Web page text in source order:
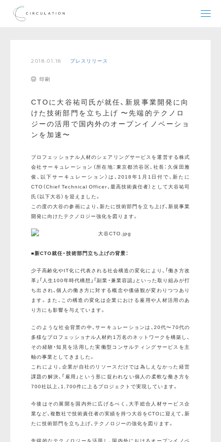
2018.01.18 プレスリリース
印刷
CTOに大谷祐司氏が就任、新規事業開発に向
けた技術部門を立ち上げ 〜先端的テクノロ
ジーの活用で国内外のオープンイノベーショ
ンを加速〜
プロフェッショナル人材のシェアリングサービスを運営する株式
会社サーキュレーション（所在地：東京都渋谷区、社長：久保田雅
俊、以下サーキュレーション）は、2018年1月1日付で、新たに
CTO（Chief Technical Officer、最高技術責任者）として大谷祐司
氏（以下大谷）を迎えました。
この度の大谷の参画により、新たに技術部門を立ち上げ、新規事業
開発に向けたテクノロジー強化を図ります。
■新CTO就任・技術部門立ち上げの背景：
少子高齢化やIT化に代表される社会構造の変化により、「働き方改
革」「人生100年時代構想」「副業・兼業容認」といった取り組みが打
ち出され、個人の働き方に対する概念や価値観が変わりつつあり
ます。また、この構造の変化は企業における雇用や人材活用のあ
り方にも影響を与えています。
このような社会背景の中、サーキュレーションは、20代〜70代の
多様なプロフェッショナル人材約1万名のネットワークを構築し、
その経験・知見を活用した実働型コンサルティングサービスを主
軸の事業としてきました。
これにより、企業が自社のリソースだけでは為しえなかった経営
課題の解決、「雇用」という形に捉われない個人の柔軟な働き方を
700社以上、1,700件に上るプロジェクトで実現しています。
今後はその展開を国内外に広げるべく、大手総合人材サービス企
業など、複数社で技術責任者の実績を持つ大谷をCTOに迎えて、新
たに技術部門を立ち上げ、テクノロジーの強化を図ります。
先端的なテクノロジーを活用し、国内外におけるオープンイノベ